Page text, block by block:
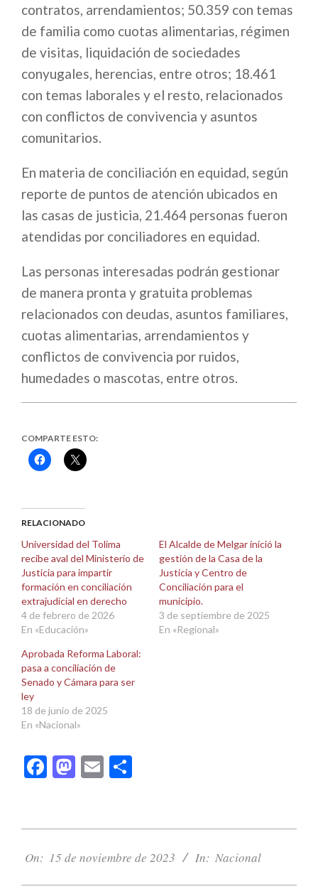
contratos, arrendamientos; 50.359 con temas
de familia como cuotas alimentarias, régimen
de visitas, liquidación de sociedades
conyugales, herencias, entre otros; 18.461
con temas laborales y el resto, relacionados
con conflictos de convivencia y asuntos
comunitarios.
En materia de conciliación en equidad, según
reporte de puntos de atención ubicados en
las casas de justicia, 21.464 personas fueron
atendidas por conciliadores en equidad.
Las personas interesadas podrán gestionar
de manera pronta y gratuita problemas
relacionados con deudas, asuntos familiares,
cuotas alimentarias, arrendamientos y
conflictos de convivencia por ruidos,
humedades o mascotas, entre otros.
COMPARTE ESTO:
Haz
clic
(Se
abre
una
ventana
nueva)
Haz
clic
(Se
abre
una
ventana
nueva)
RELACIONADO
Universidad del Tolima
recibe aval del Ministerio de
Justicia para impartir
formación en conciliación
extrajudicial en derecho
4 de febrero de 2026
En «Educación»
El Alcalde de Melgar inició la
gestión de la Casa de la
Justicia y Centro de
Conciliación para el
municipio.
3 de septiembre de 2025
En «Regional»
Aprobada Reforma Laboral:
pasa a conciliación de
Senado y Cámara para ser
ley
18 de junio de 2025
En «Nacional»
Facebook
Mastodon
Email
11-
On: 15 de noviembre de 2023 In: Nacional